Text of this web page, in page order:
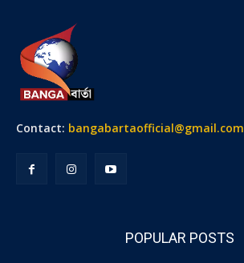
Contact: bangabartaofficial@gmail.com
POPULAR POSTS